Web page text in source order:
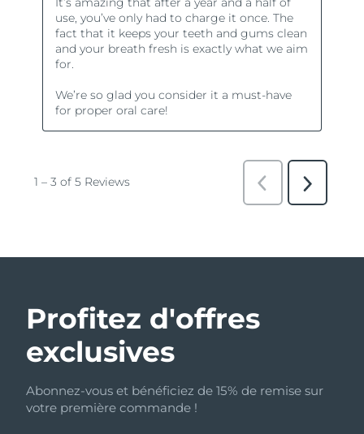
Profitez d'offres
exclusives
Abonnez-vous et bénéficiez de 15% de remise sur
votre première commande !